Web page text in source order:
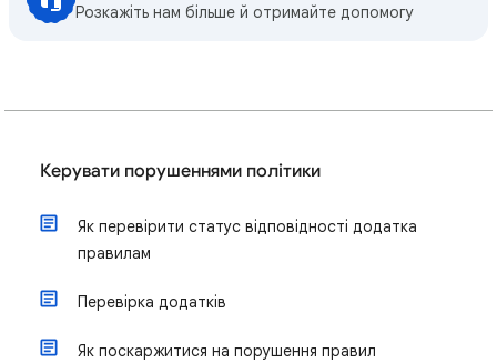
Розкажіть нам більше й отримайте допомогу
Керувати порушеннями політики
Як перевірити статус відповідності додатка
правилам
Перевірка додатків
Як поскаржитися на порушення правил